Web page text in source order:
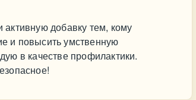
добавку тем, кому
и повысить умственную
в качестве профилактики.